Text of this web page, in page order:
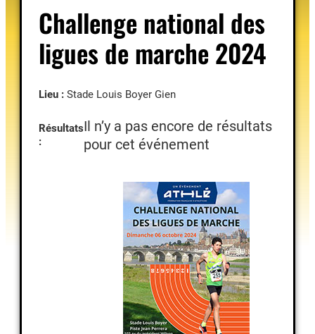
Challenge national des
ligues de marche 2024
Lieu : Stade Louis Boyer Gien
Résultats
:
Il n’y a pas encore de résultats
pour cet événement